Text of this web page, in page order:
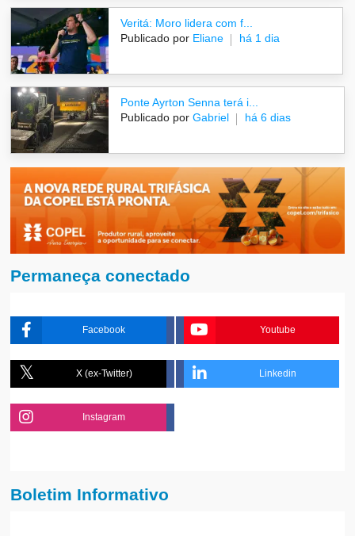
Veritá: Moro lidera com f...
Publicado por Eliane há 1 dia
Ponte Ayrton Senna terá i...
Publicado por Gabriel há 6 dias
Permaneça conectado
Facebook Youtube
X (ex-Twitter) Linkedin
Instagram
Boletim Informativo